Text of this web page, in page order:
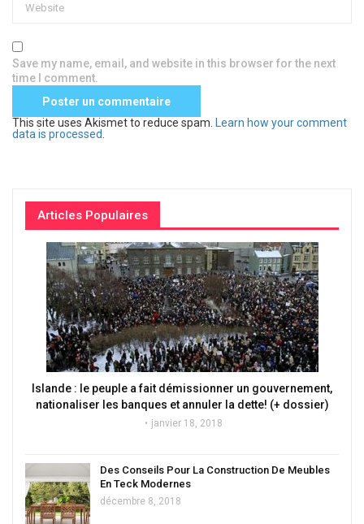
Save my name, email, and website in this browser for the next
time I comment.
This site uses Akismet to reduce spam.
Learn how your comment
data is processed
Articles Populaires
Islande : le peuple a fait démissionner un gouvernement,
nationaliser les banques et annuler la dette! (+ dossier)
janvier 18, 2018
Des Conseils Pour La Construction De Meubles
En Teck Modernes
décembre 8, 2018